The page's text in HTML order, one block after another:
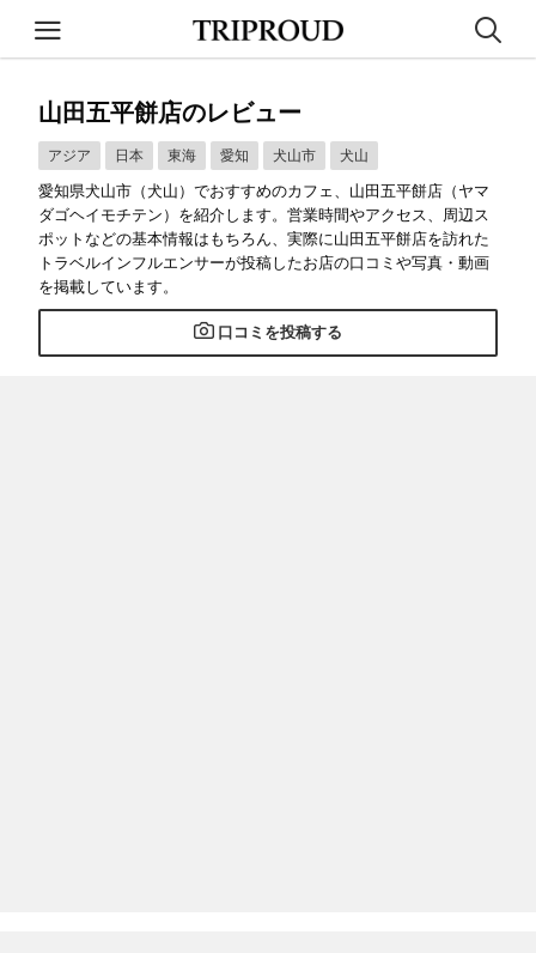
山田五平餅店のレビュー
アジア 日本 東海 愛知 犬山市 犬山
愛知県犬山市（犬山）でおすすめのカフェ、山田五平餅店（ヤマ
ダゴヘイモチテン）を紹介します。営業時間やアクセス、周辺ス
ポットなどの基本情報はもちろん、実際に山田五平餅店を訪れた
トラベルインフルエンサーが投稿したお店の口コミや写真・動画
を掲載しています。
口コミを投稿する